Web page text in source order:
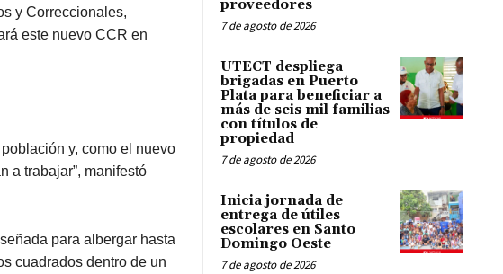
y Correccionales,
este nuevo CCR en
y, como el nuevo
a trabajar”, manifestó
para albergar hasta
cuadrados dentro de un
proveedores
7 de agosto de 2026
UTECT despliega
brigadas en Puerto
Plata para beneficiar a
más de seis mil familias
con títulos de
propiedad
7 de agosto de 2026
Inicia jornada de
entrega de útiles
escolares en Santo
Domingo Oeste
7 de agosto de 2026